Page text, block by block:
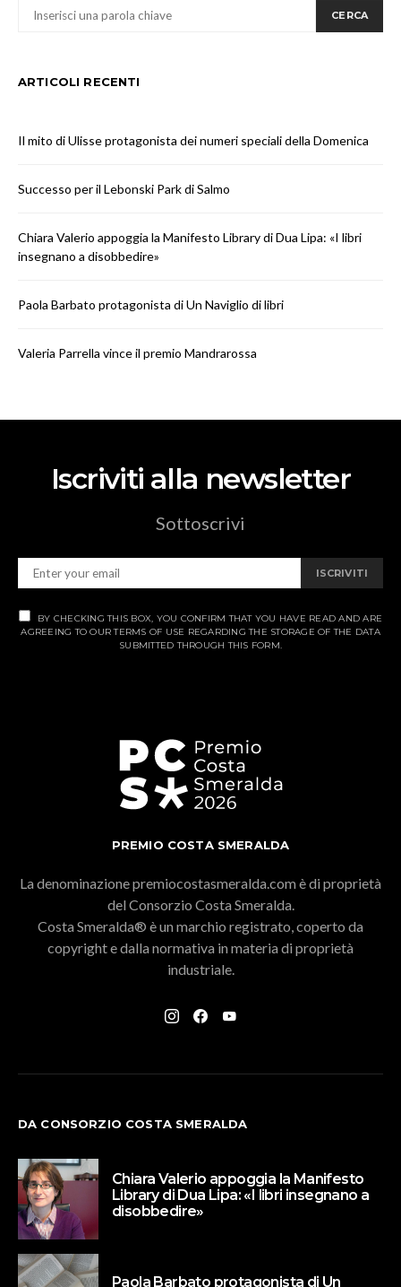
CERCA
ARTICOLI RECENTI
Il mito di Ulisse protagonista dei numeri speciali della Domenica
Successo per il Lebonski Park di Salmo
Chiara Valerio appoggia la Manifesto Library di Dua Lipa: «I libri
insegnano a disobbedire»
Paola Barbato protagonista di Un Naviglio di libri
Valeria Parrella vince il premio Mandrarossa
Iscriviti alla newsletter
Sottoscrivi
ISCRIVITI
BY CHECKING THIS BOX, YOU CONFIRM THAT YOU HAVE READ AND ARE
AGREEING TO OUR TERMS OF USE REGARDING THE STORAGE OF THE DATA
SUBMITTED THROUGH THIS FORM.
PREMIO COSTA SMERALDA
La denominazione premiocostasmeralda.com è di proprietà
del Consorzio Costa Smeralda.
Costa Smeralda® è un marchio registrato, coperto da
copyright e dalla normativa in materia di proprietà
industriale.
DA CONSORZIO COSTA SMERALDA
Chiara Valerio appoggia la Manifesto
Library di Dua Lipa: «I libri insegnano a
disobbedire»
Paola Barbato protagonista di Un